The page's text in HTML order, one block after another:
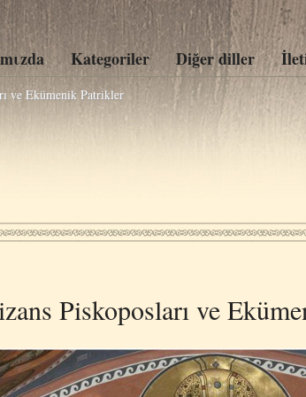
Kategoriler Diğer diller
ve Ekümenik Patrikler
Piskoposları ve